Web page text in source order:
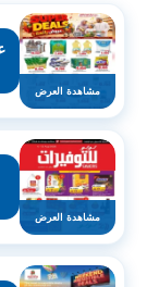
مشاهدة العرض
مشاهدة العرض